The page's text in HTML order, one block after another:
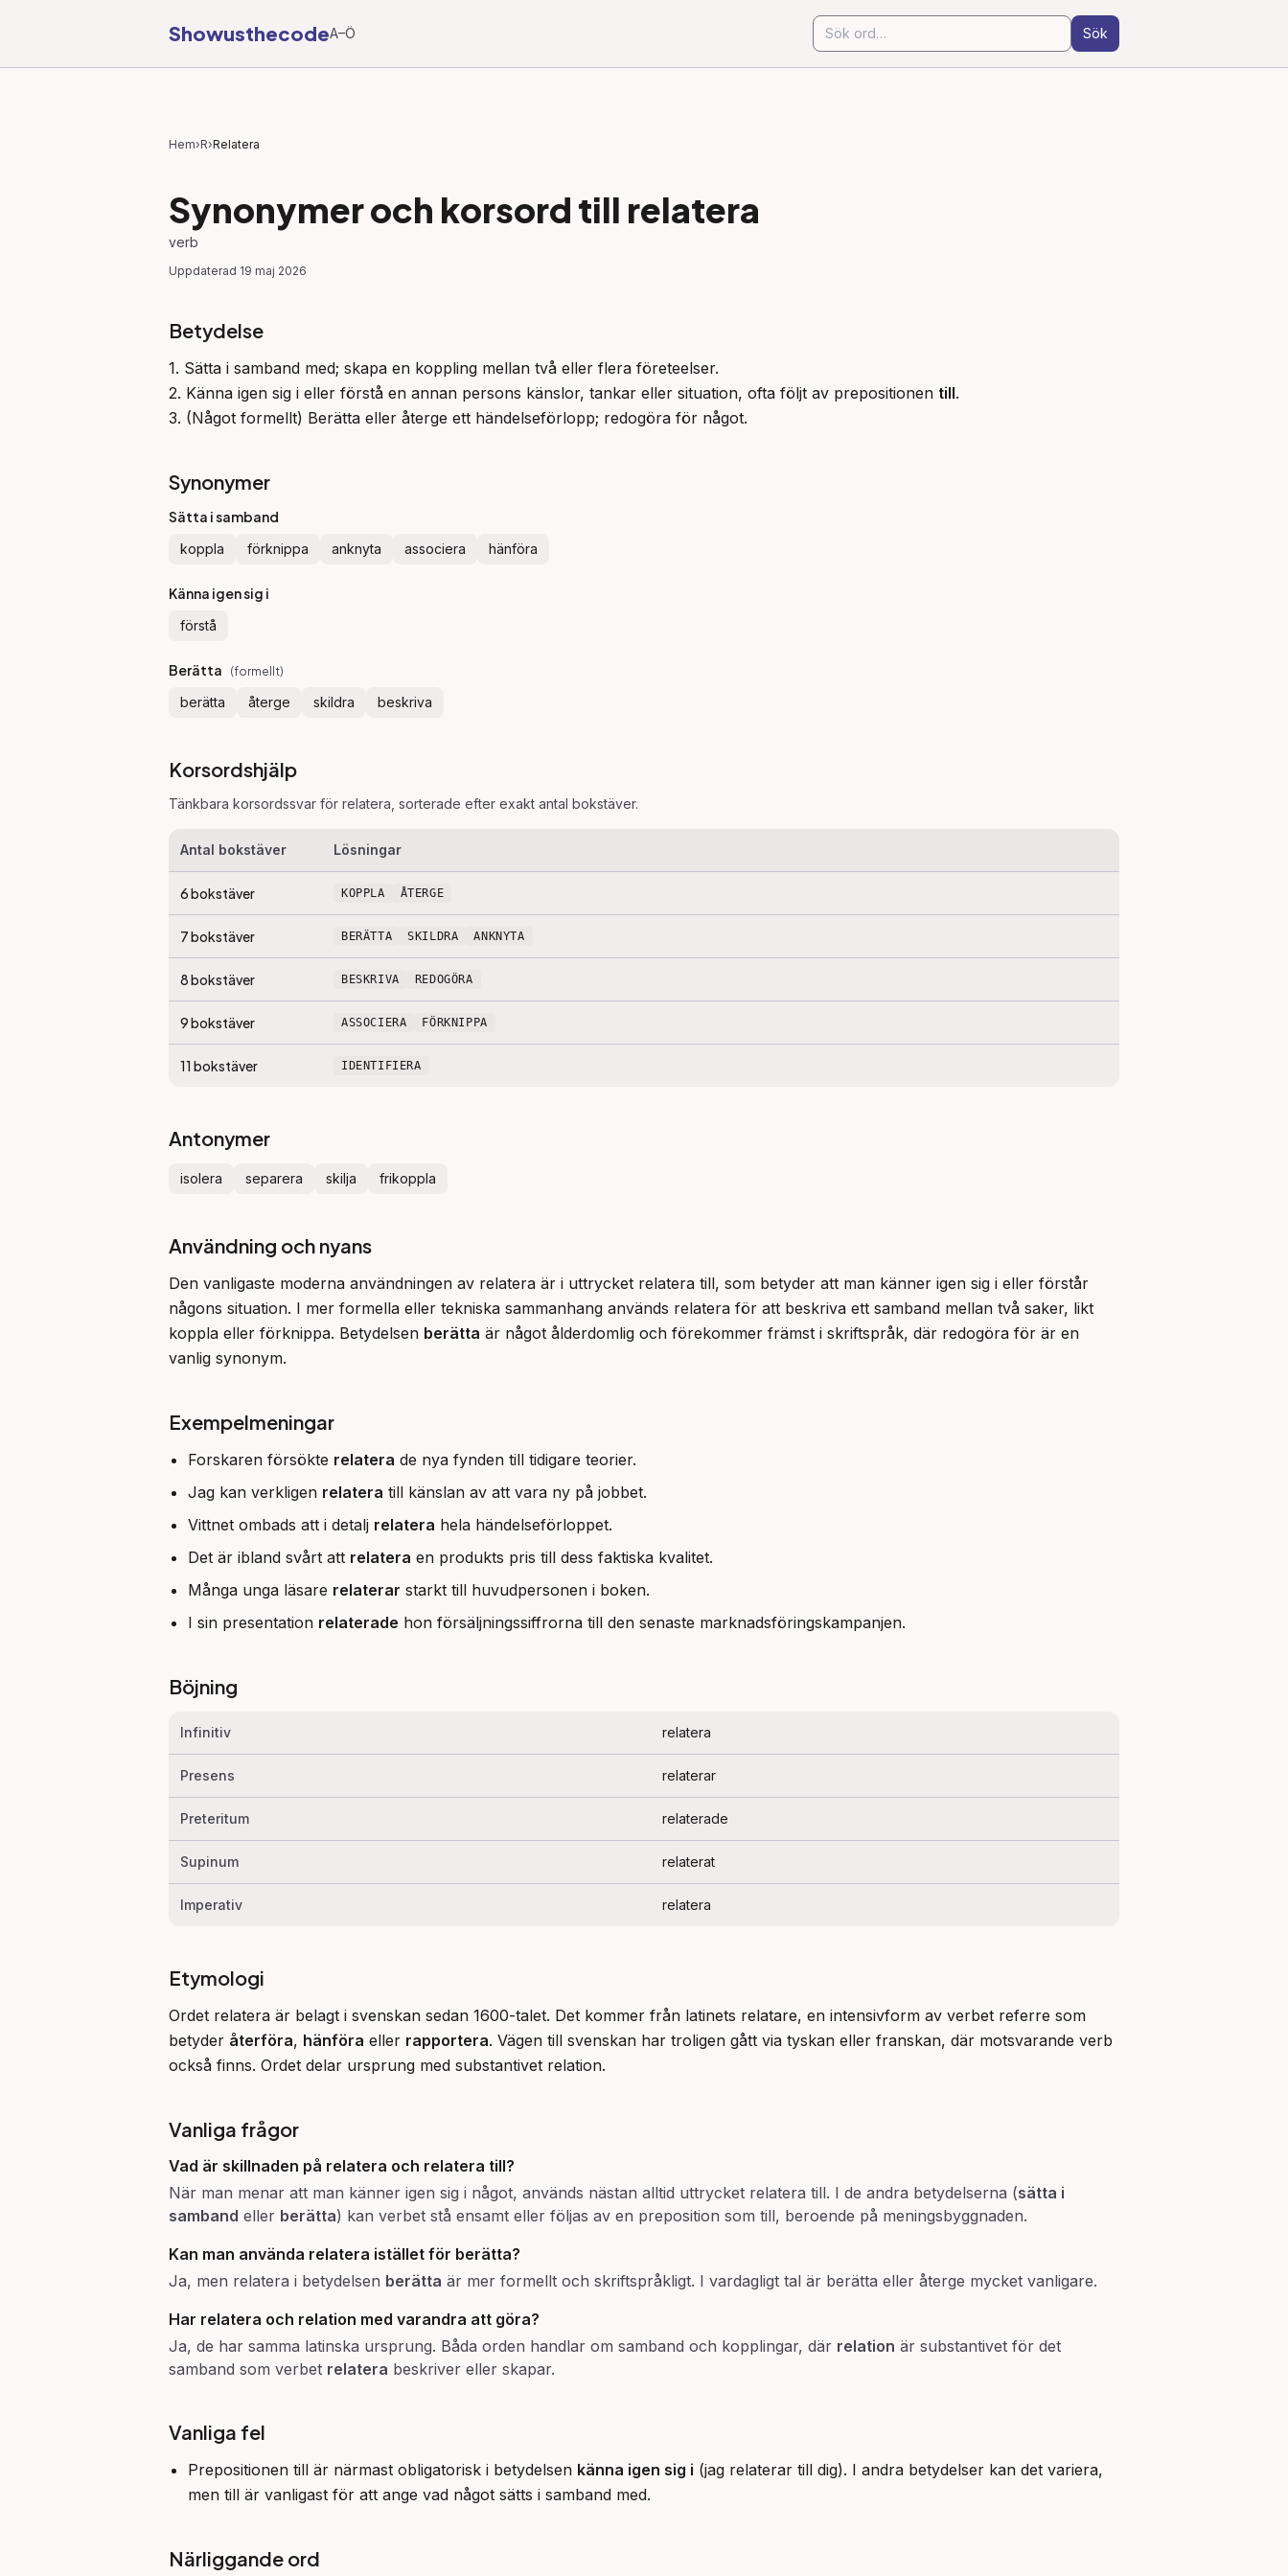
ShowusthecodeA–Ö Sök
Hem›R›Relatera
Synonymer och korsord till relatera
verb
Uppdaterad 19 maj 2026
Betydelse
1. Sätta i samband med; skapa en koppling mellan två eller flera företeelser.
2. Känna igen sig i eller förstå en annan persons känslor, tankar eller situation, ofta följt av prepositionen till.
3. (Något formellt) Berätta eller återge ett händelseförlopp; redogöra för något.
Synonymer
Sätta i samband
koppla förknippa anknyta associera hänföra
Känna igen sig i
förstå
Berätta (formellt)
berätta återge skildra beskriva
Korsordshjälp
Tänkbara korsordssvar för relatera , sorterade efter exakt antal bokstäver.
Antal bokstäver Lösningar
6bokstäver KOPPLA ÅTERGE
7bokstäver BERÄTTA SKILDRA ANKNYTA
8bokstäver BESKRIVA REDOGÖRA
9bokstäver ASSOCIERA FÖRKNIPPA
11 bokstäver IDENTIFIERA
Antonymer
isolera separera skilja frikoppla
Användning och nyans
Den vanligaste moderna användningen av relatera är i uttrycket relatera till, som betyder att man känner igen sig i eller förstår
någons situation. I mer formella eller tekniska sammanhang används relatera för att beskriva ett samband mellan två saker, likt
koppla eller förknippa. Betydelsen berätta är något ålderdomlig och förekommer främst i skriftspråk, där redogöra för är en
vanlig synonym.
Exempelmeningar
Forskaren försökte relatera de nya fynden till tidigare teorier.
Jag kan verkligen relatera till känslan av att vara ny på jobbet.
Vittnet ombads att i detalj relatera hela händelseförloppet.
Det är ibland svårt att relatera en produkts pris till dess faktiska kvalitet.
Många unga läsare relaterar starkt till huvudpersonen i boken.
I sin presentation relaterade hon försäljningssiffrorna till den senaste marknadsföringskampanjen.
Böjning
Infinitiv relatera
Presens relaterar
Preteritum relaterade
Supinum relaterat
Imperativ relatera
Etymologi
Ordet relatera är belagt i svenskan sedan 1600-talet. Det kommer från latinets relatare, en intensivform av verbet referre som
betyder återföra, hänföra eller rapportera. Vägen till svenskan har troligen gått via tyskan eller franskan, där motsvarande verb
också finns. Ordet delar ursprung med substantivet relation.
Vanliga frågor
Vad är skillnaden på relatera och relatera till?
När man menar att man känner igen sig i något, används nästan alltid uttrycket relatera till. I de andra betydelserna (sätta i
samband eller berätta) kan verbet stå ensamt eller följas av en preposition som till, beroende på meningsbyggnaden.
Kan man använda relatera istället för berätta?
Ja, men relatera i betydelsen berätta är mer formellt och skriftspråkligt. I vardagligt tal är berätta eller återge mycket vanligare.
Har relatera och relation med varandra att göra?
Ja, de har samma latinska ursprung. Båda orden handlar om samband och kopplingar, där relation är substantivet för det
samband som verbet relatera beskriver eller skapar.
Vanliga fel
Prepositionen till är närmast obligatorisk i betydelsen känna igen sig i (jag relaterar till dig). I andra betydelser kan det variera,
men till är vanligast för att ange vad något sätts i samband med.
Närliggande ord